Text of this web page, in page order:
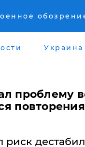
Украина
проблему
риск